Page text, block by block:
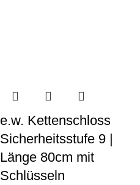
e.w. Kettenschloss
Sicherheitsstufe 9 |
Länge 80cm mit
Schlüsseln